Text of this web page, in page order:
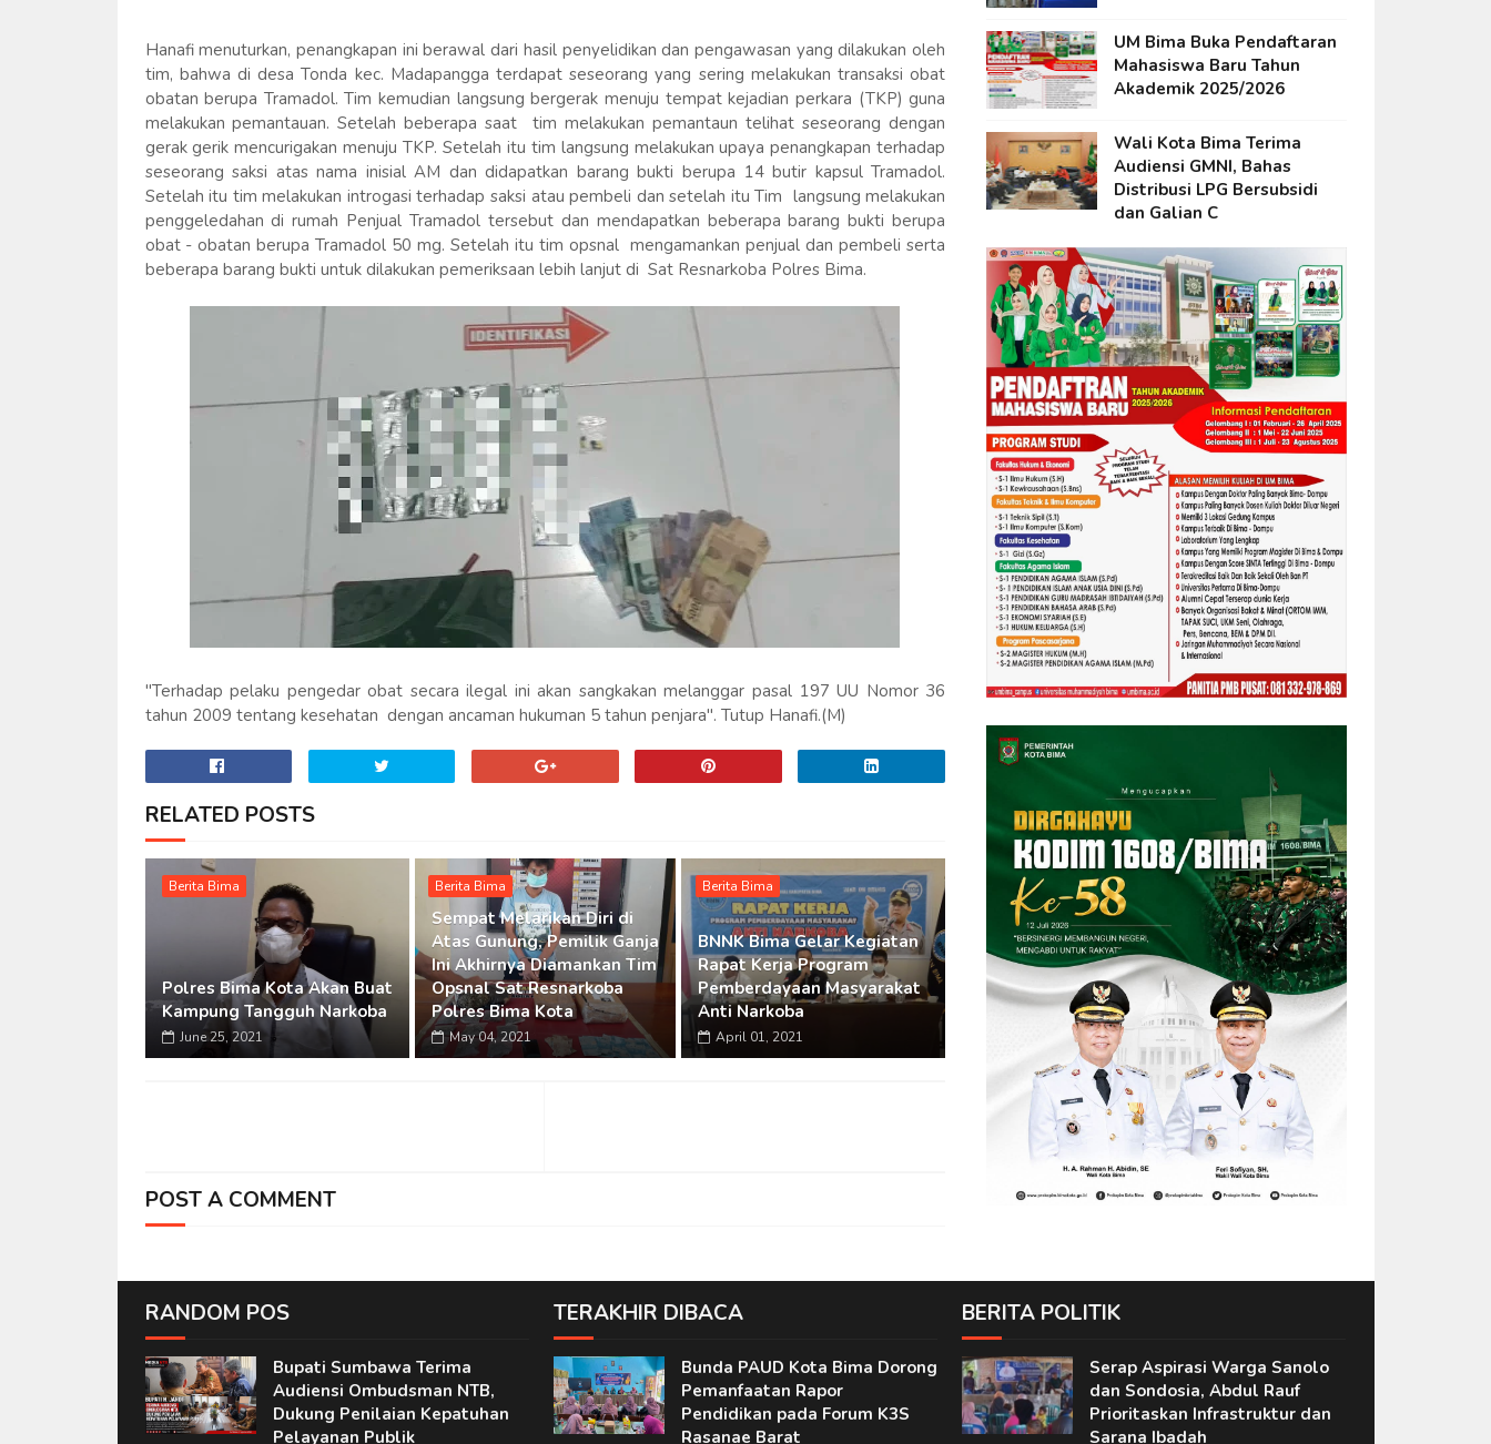
Hanafi menuturkan, penangkapan ini berawal dari hasil penyelidikan dan pengawasan yang dilakukan oleh
tim, bahwa di desa Tonda kec. Madapangga terdapat seseorang yang sering melakukan transaksi obat
obatan berupa Tramadol. Tim kemudian langsung bergerak menuju tempat kejadian perkara (TKP) guna
melakukan pemantauan. Setelah beberapa saat tim melakukan pemantaun telihat seseorang dengan
gerak gerik mencurigakan menuju TKP. Setelah itu tim langsung melakukan upaya penangkapan terhadap
seseorang saksi atas nama inisial AM dan didapatkan barang bukti berupa 14 butir kapsul Tramadol.
Setelah itu tim melakukan introgasi terhadap saksi atau pembeli dan setelah itu Tim langsung melakukan
penggeledahan di rumah Penjual Tramadol tersebut dan mendapatkan beberapa barang bukti berupa
obat - obatan berupa Tramadol 50 mg. Setelah itu tim opsnal mengamankan penjual dan pembeli serta
beberapa barang bukti untuk dilakukan pemeriksaan lebih lanjut di Sat Resnarkoba Polres Bima.
"Terhadap pelaku pengedar obat secara ilegal ini akan sangkakan melanggar pasal 197 UU Nomor 36
tahun 2009 tentang kesehatan dengan ancaman hukuman 5 tahun penjara". Tutup Hanafi.(M)
RELATED POSTS
Berita Bima
Polres Bima Kota Akan Buat
Kampung Tangguh Narkoba
June 25, 2021
Berita Bima
Sempat Melarikan Diri di
Atas Gunung, Pemilik Ganja
Ini Akhirnya Diamankan Tim
Opsnal Sat Resnarkoba
Polres Bima Kota
May 04, 2021
Berita Bima
BNNK Bima Gelar Kegiatan
Rapat Kerja Program
Pemberdayaan Masyarakat
Anti Narkoba
April 01, 2021
POST A COMMENT
UM Bima Buka Pendaftaran
Mahasiswa Baru Tahun
Akademik 2025/2026
Wali Kota Bima Terima
Audiensi GMNI, Bahas
Distribusi LPG Bersubsidi
dan Galian C
RANDOM POS
Bupati Sumbawa Terima
Audiensi Ombudsman NTB,
Dukung Penilaian Kepatuhan
Pelayanan Publik
TERAKHIR DIBACA
Bunda PAUD Kota Bima Dorong
Pemanfaatan Rapor
Pendidikan pada Forum K3S
Rasanae Barat
BERITA POLITIK
Serap Aspirasi Warga Sanolo
dan Sondosia, Abdul Rauf
Prioritaskan Infrastruktur dan
Sarana Ibadah